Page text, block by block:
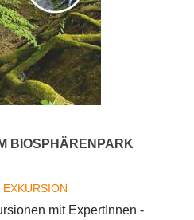
BIOSPHÄRENPARK
EXKURSION
mit ExpertInnen -